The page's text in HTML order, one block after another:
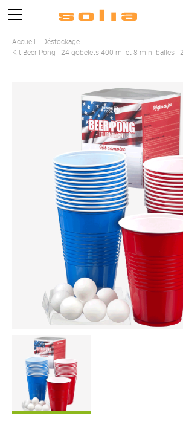
Accueil
Déstockage
Kit Beer Pong - 24 gobelets 400 ml et 8 mini balles -